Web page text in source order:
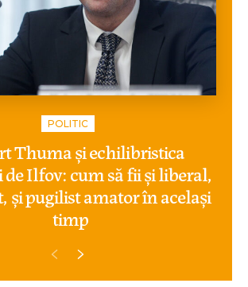
POLITIC
Thuma și echilibristica
Ilfov: cum să fii și liberal,
și pugilist amator în același
timp